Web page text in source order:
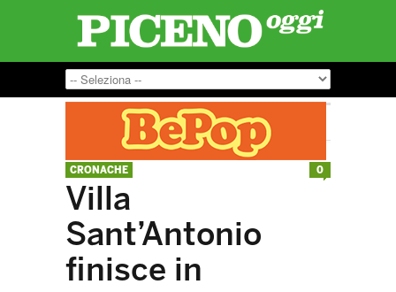
CRONACHE
Villa
Sant’Antonio
finisce in
0